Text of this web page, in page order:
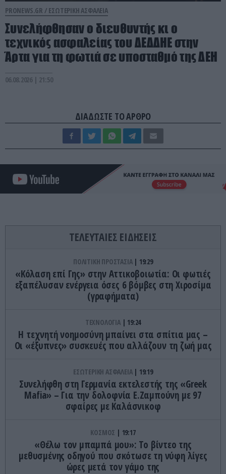
PRONEWS.GR / ΕΣΩΤΕΡΙΚΗ ΑΣΦΑΛΕΙΑ
Συνελήφθησαν ο διευθυντής κι ο
τεχνικός ασφαλείας του ΔΕΔΔΗΕ στην
Άρτα για τη φωτιά σε υποσταθμό της ΔΕΗ
06.08.2026 | 21:50
ΔΙΑΔΩΣΤΕ ΤΟ ΑΡΘΡΟ
ΤΕΛΕΥΤΑΙΕΣ ΕΙΔΗΣΕΙΣ
ΠΟΛΙΤΙΚΗ ΠΡΟΣΤΑΣΙΑ 19:29
«Κόλαση επί Γης» στην Αττικοβοιωτία: Οι φωτιές
εξαπέλυσαν ενέργεια όσες 6 βόμβες στη Χιροσίμα
(γραφήματα)
ΤΕΧΝΟΛΟΓΙΑ 19:24
Η τεχνητή νοημοσύνη μπαίνει στα σπίτια μας –
Οι «έξυπνες» συσκευές που αλλάζουν τη ζωή μας
ΕΣΩΤΕΡΙΚΗ ΑΣΦΑΛΕΙΑ 19:19
Συνελήφθη στη Γερμανία εκτελεστής της «Greek
Mafia» – Για την δολοφνία Ε.Ζαμπούνη με 97
σφαίρες με Καλάσνικοφ
ΚΟΣΜΟΣ 19:17
«Θέλω τον μπαμπά μου»: Το βίντεο της
μεθυσμένης οδηγού που σκότωσε τη νύφη λίγες
ώρες μετά τον γάμο της